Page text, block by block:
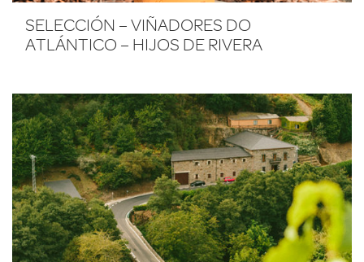
SELECCIÓN – VIÑADORES DO
ATLÁNTICO – HIJOS DE RIVERA